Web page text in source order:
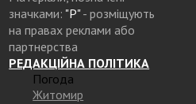
значками: "Р"- розміщують
на правах реклами або
партнерства
РЕДАКЦІЙНА ПОЛІТИКА
Погода
Житомир